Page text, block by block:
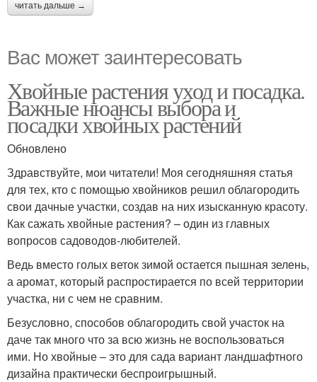
читать дальше →
Вас может заинтересовать
Хвойные растения уход и посадка.
Важные нюансы выбора и
посадки хвойных растений
Обновлено
Здравствуйте, мои читатели! Моя сегодняшняя статья
для тех, кто с помощью хвойников решил облагородить
свои дачные участки, создав на них изысканную красоту.
Как сажать хвойные растения? – один из главных
вопросов садоводов-любителей.
Ведь вместо голых веток зимой остается пышная зелень,
а аромат, который распростирается по всей территории
участка, ни с чем не сравним.
Безусловно, способов облагородить свой участок на
даче так много что за всю жизнь не воспользоваться
ими. Но хвойные – это для сада вариант ландшафтного
дизайна практически беспроигрышный.